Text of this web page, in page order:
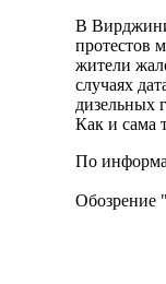
В
протестов
жители
случаях
дизельных
Как и сама
По
Обозрение